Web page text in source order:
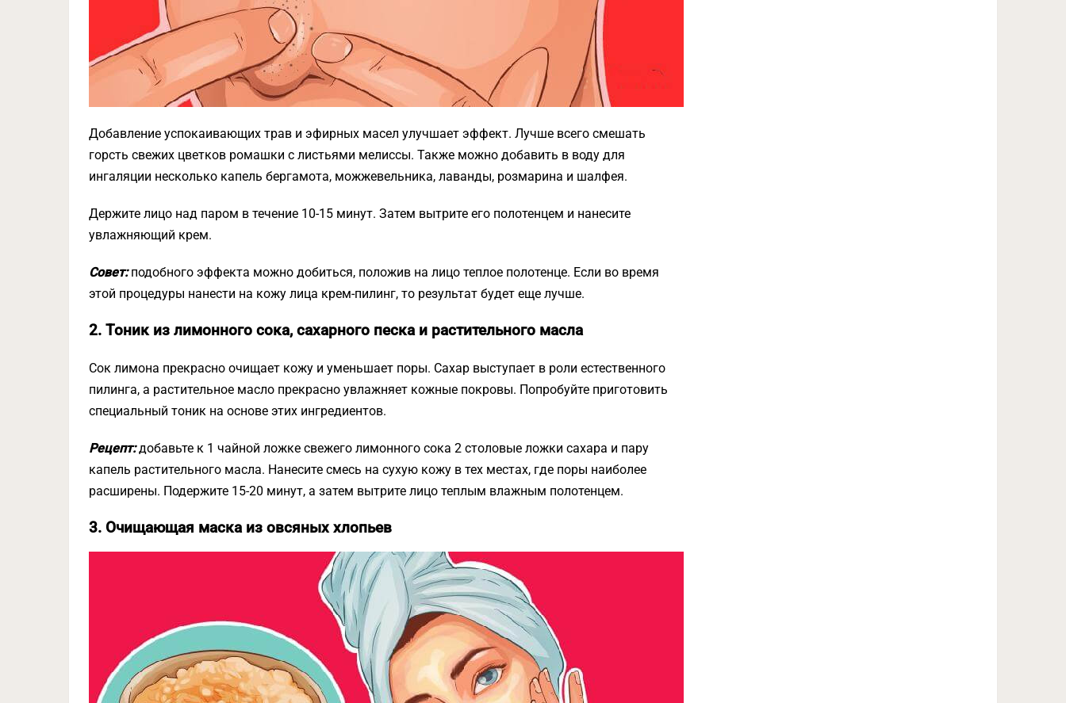
Добавление успокаивающих трав и эфирных масел улучшает эффект. Лучше всего смешать
горсть свежих цветков ромашки с листьями мелиссы. Также можно добавить в воду для
ингаляции несколько капель бергамота, можжевельника, лаванды, розмарина и шалфея.
Держите лицо над паром в течение 10-15 минут. Затем вытрите его полотенцем и нанесите
увлажняющий крем.
Совет:подобного эффекта можно добиться, положив на лицо теплое полотенце. Если во время
этой процедуры нанести на кожу лица крем-пилинг, то результат будет еще лучше.
2. Тоник из лимонного сока, сахарного песка и растительного масла
Сок лимона прекрасно очищает кожу и уменьшает поры. Сахар выступает в роли естественного
пилинга, а растительное масло прекрасно увлажняет кожные покровы. Попробуйте приготовить
специальный тоник на основе этих ингредиентов.
Рецепт:добавьте к 1 чайной ложке свежего лимонного сока 2 столовые ложки сахара и пару
капель растительного масла. Нанесите смесь на сухую кожу в тех местах, где поры наиболее
расширены. Подержите 15-20 минут, а затем вытрите лицо теплым влажным полотенцем.
3. Очищающая маска из овсяных хлопьев